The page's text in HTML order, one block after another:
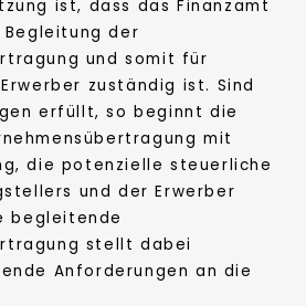
ist, dass das Finanzamt
der
und somit für
zuständig ist. Sind
erfüllt, so beginnt die
mit
die potenzielle steuerliche
und der Erwerber
begleitende
stellt dabei
Anforderungen an die